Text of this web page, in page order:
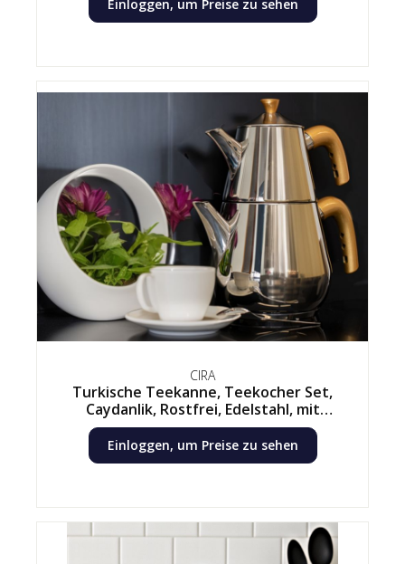
Einloggen, um Preise zu sehen
CIRA
Turkische Teekanne, Teekocher Set,
Caydanlik, Rostfrei, Edelstahl, mit
Kunststoffgriff, 18/10 Induktion
Einloggen, um Preise zu sehen